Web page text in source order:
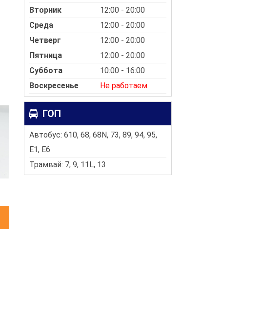
Вторник
12:00 - 20:00
Среда
12:00 - 20:00
Четверг
12:00 - 20:00
Пятница
12:00 - 20:00
Суббота
10:00 - 16:00
Воскресенье
Не работаем
ГОП
Автобус: 610, 68, 68N, 73, 89, 94, 95,
E1, E6
Трамвай: 7, 9, 11L, 13